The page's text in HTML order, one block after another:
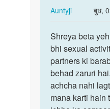
Auntyji
बुध,
In
to
Mam
main
jab
v
apne…
Shreya
beta
yeh
samjh
lijiye…
Shreya beta
bhi sexual
partners ki
behad zaruri
achcha nahi
mana karti hain